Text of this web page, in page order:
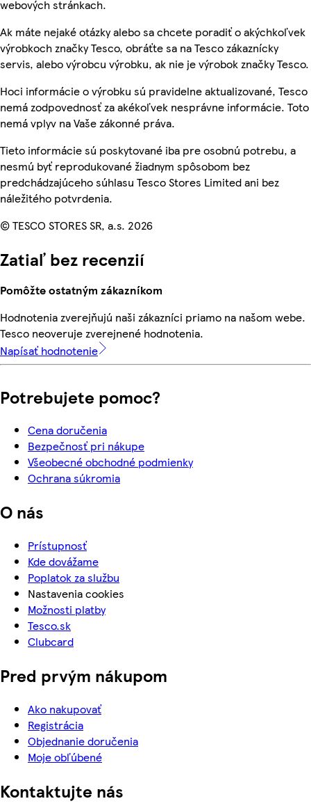
webových stránkach.
Ak máte nejaké otázky alebo sa chcete poradiť o akýchkoľvek
výrobkoch značky Tesco, obráťte sa na Tesco zákaznícky
servis, alebo výrobcu výrobku, ak nie je výrobok značky Tesco.
Hoci informácie o výrobku sú pravidelne aktualizované, Tesco
nemá zodpovednosť za akékoľvek nesprávne informácie. Toto
nemá vplyv na Vaše zákonné práva.
Tieto informácie sú poskytované iba pre osobnú potrebu, a
nesmú byť reprodukované žiadnym spôsobom bez
predchádzajúceho súhlasu Tesco Stores Limited ani bez
náležitého potvrdenia.
© TESCO STORES SR, a.s. 2026
Zatiaľ bez recenzií
Pomôžte ostatným zákazníkom
Hodnotenia zverejňujú naši zákazníci priamo na našom webe.
Tesco neoveruje zverejnené hodnotenia.
Napísať hodnotenie
Potrebujete pomoc?
Cena doručenia
Bezpečnosť pri nákupe
Všeobecné obchodné podmienky
Ochrana súkromia
O nás
Prístupnosť
Kde dovážame
Poplatok za službu
Nastavenia cookies
Možnosti platby
Tesco.sk
Clubcard
Pred prvým nákupom
Ako nakupovať
Registrácia
Objednanie doručenia
Moje obľúbené
Kontaktujte nás